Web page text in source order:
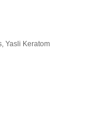
Yasli Keratom